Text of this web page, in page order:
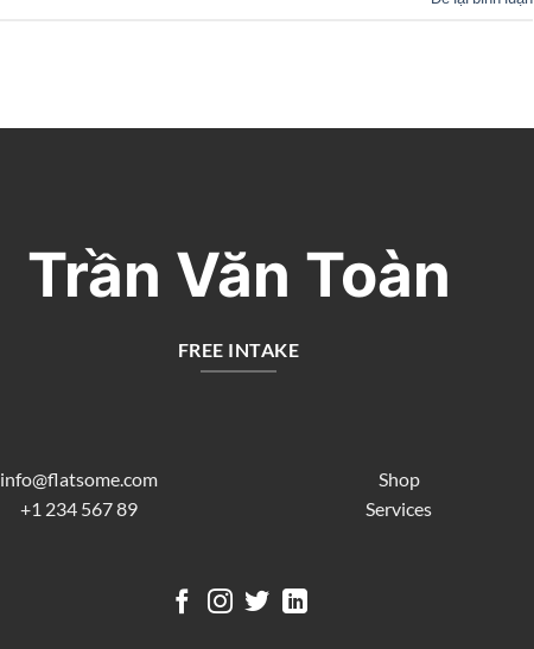
Trần Văn Toàn
FREE INTAKE
info@flatsome.com
+1 234 567 89
Shop
Services